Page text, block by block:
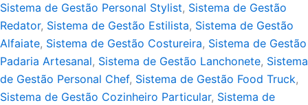
Sistema de Gestão Personal Stylist, Sistema de Gestão
Redator, Sistema de Gestão Estilista, Sistema de Gestão
Alfaiate, Sistema de Gestão Costureira, Sistema de Gestão
Padaria Artesanal, Sistema de Gestão Lanchonete, Sistema
de Gestão Personal Chef, Sistema de Gestão Food Truck,
Sistema de Gestão Cozinheiro Particular, Sistema de